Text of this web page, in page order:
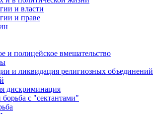
и власти
и праве
и полицейское вмешательство
и ликвидация религиозных объединений
дискриминация
с "сектантами"